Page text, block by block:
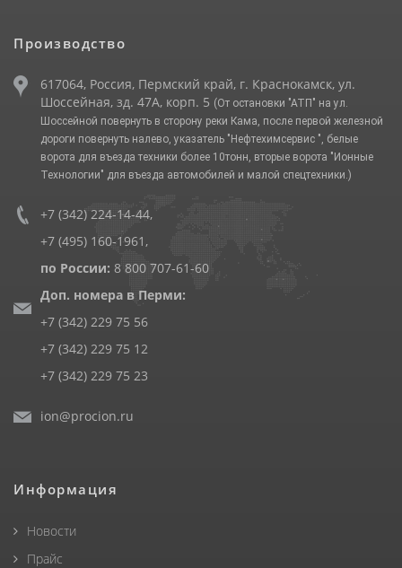
Производство
617064, Россия, Пермский край, г. Краснокамск, ул.
Шоссейная, зд. 47А, корп. 5 (От остановки "АТП" на ул.
Шоссейной повернуть в сторону реки Кама, после первой железной
дороги повернуть налево, указатель "Нефтехимсервис ", белые
ворота для въезда техники более 10тонн, вторые ворота "Ионные
Технологии" для въезда автомобилей и малой спецтехники.)
+7 (342) 224-14-44,
+7 (495) 160-1961 ,
по России: 8 800 707-61-60
Доп. номера в Перми:
+7 (342) 229 75 56
+7 (342) 229 75 12
+7 (342) 229 75 23
ion@procion.ru
Информация
Новости
Прайс